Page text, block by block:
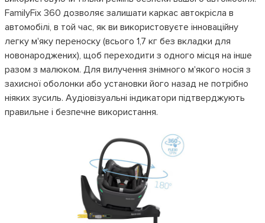
FamilyFix 360 дозволяє залишати каркас автокрісла в
автомобілі, в той час, як ви використовуєте інноваційну
легку м'яку переноску (всього 1,7 кг без вкладки для
новонароджених), щоб переходити з одного місця на інше
разом з малюком. Для вилучення знімного м'якого носія з
захисної оболонки або установки його назад не потрібно
ніяких зусиль. Аудіовізуальні індикатори підтверджують
правильне і безпечне використання.